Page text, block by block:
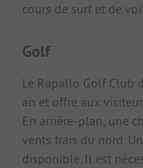
cours de surf et de
Golf
Le Rapallo Golf Club
an et offre aux
En arrière-plan, une
vents frais du nord.
disponible. Il est